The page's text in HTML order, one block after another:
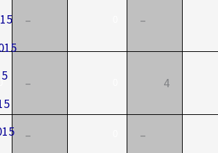
– –
– 4
– –